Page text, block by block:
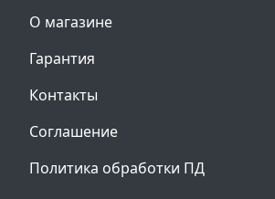
О магазине
Гарантия
Контакты
Соглашение
Политика обработки ПД